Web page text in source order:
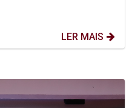
LER MAIS